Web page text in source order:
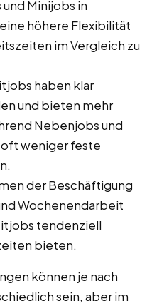
Minijobs in
höhere Flexibilität
im Vergleich zu
haben klar
und bieten mehr
Nebenjobs und
oft weniger feste
der Beschäftigung
Wochenendarbeit
tendenziell
bieten.
können je nach
sein, aber im